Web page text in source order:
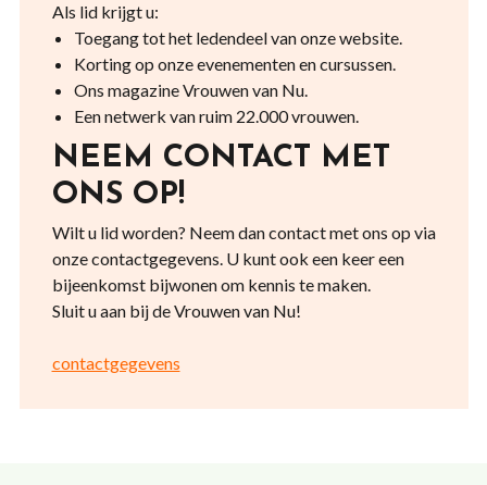
Als lid krijgt u:
Toegang tot het ledendeel van onze website.
Korting op onze evenementen en cursussen.
Ons magazine Vrouwen van Nu.
Een netwerk van ruim 22.000 vrouwen.
NEEM CONTACT MET
ONS OP!
Wilt u lid worden? Neem dan contact met ons op via
onze contactgegevens. U kunt ook een keer een
bijeenkomst bijwonen om kennis te maken.
Sluit u aan bij de Vrouwen van Nu!
contactgegevens